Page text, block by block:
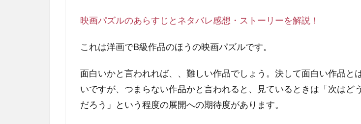
パ
ル
あ
す
じ
映画パズルのあらすじとネタバレ感想・ストーリーを解説！
これは洋画でB級作品のほうの映画パズルです。
面白いかと言われれば、、難しい作品でしょう。決して面白い作品と
いですが、つまらない作品かと言われると、見ているときは「次はど
だろう」という程度の展開への期待度があります。